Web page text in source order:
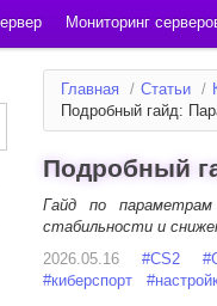
Мониторинг
Главная / Статьи /
Подробный гайд:
Подробный
Гайд по
стабильности и
2026.05.16
#CS2 #
#киберспорт #